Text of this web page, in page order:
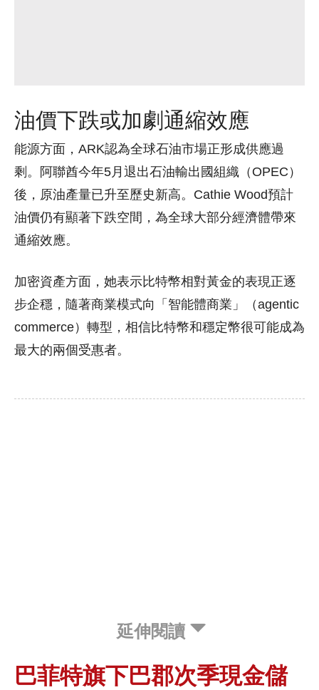
油價下跌或加劇通縮效應
能源方面，ARK認為全球石油市場正形成供應過
剩。阿聯酋今年5月退出石油輸出國組織（OPEC）
後，原油產量已升至歷史新高。Cathie Wood預計
油價仍有顯著下跌空間，為全球大部分經濟體帶來
通縮效應。
加密資產方面，她表示比特幣相對黃金的表現正逐
步企穩，隨著商業模式向「智能體商業」（agentic
commerce）轉型，相信比特幣和穩定幣很可能成為
最大的兩個受惠者。
延伸閱讀
巴菲特旗下巴郡次季現金儲